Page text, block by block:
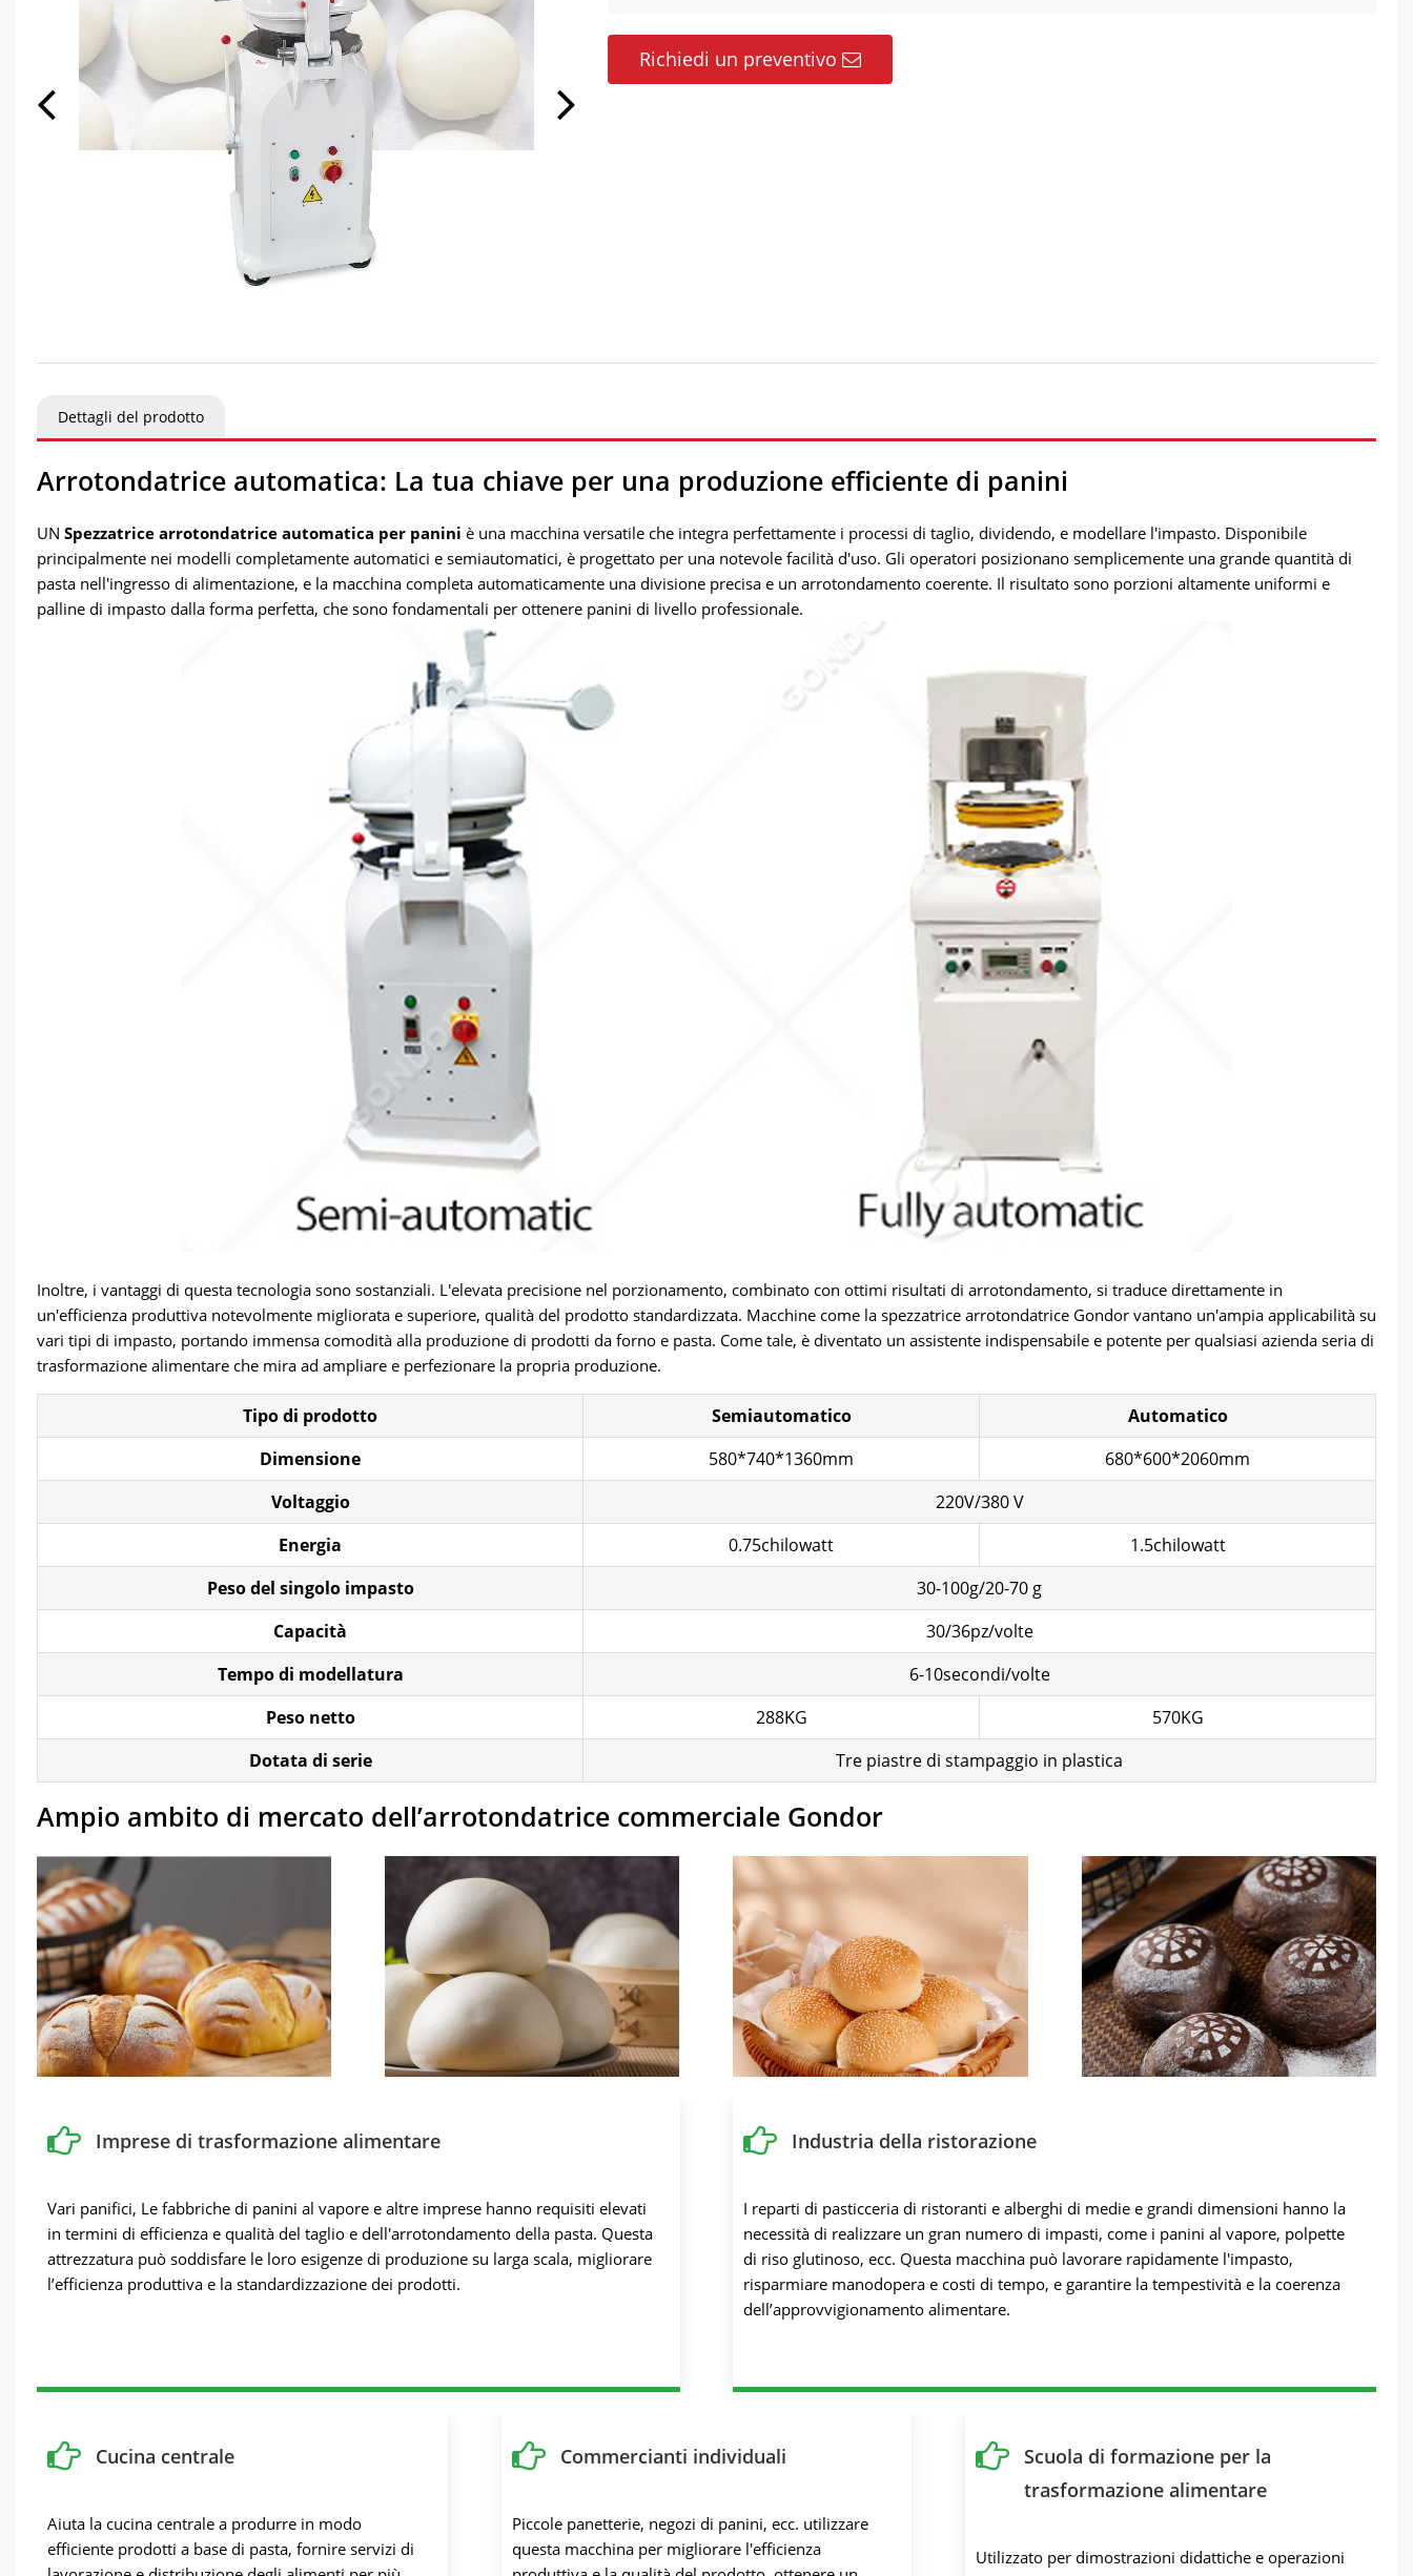
Richiedi un preventivo
Dettagli del prodotto
Arrotondatrice automatica: La tua chiave per una produzione efficiente di panini
UN Spezzatrice arrotondatrice automatica per panini è una macchina versatile che integra perfettamente i processi di taglio, dividendo, e modellare l'impasto. Disponibile
principalmente nei modelli completamente automatici e semiautomatici, è progettato per una notevole facilità d'uso. Gli operatori posizionano semplicemente una grande quantità di
pasta nell'ingresso di alimentazione, e la macchina completa automaticamente una divisione precisa e un arrotondamento coerente. Il risultato sono porzioni altamente uniformi e
palline di impasto dalla forma perfetta, che sono fondamentali per ottenere panini di livello professionale.
Inoltre, i vantaggi di questa tecnologia sono sostanziali. L'elevata precisione nel porzionamento, combinato con ottimi risultati di arrotondamento, si traduce direttamente in
un'efficienza produttiva notevolmente migliorata e superiore, qualità del prodotto standardizzata. Macchine come la spezzatrice arrotondatrice Gondor vantano un'ampia applicabilità su
vari tipi di impasto, portando immensa comodità alla produzione di prodotti da forno e pasta. Come tale, è diventato un assistente indispensabile e potente per qualsiasi azienda seria di
trasformazione alimentare che mira ad ampliare e perfezionare la propria produzione.
Tipo di prodotto Semiautomatico
Automatico
Dimensione
580*740*1360mm
680*600*2060mm
Voltaggio
220V/380 V
Energia
0.75chilowatt
1.5chilowatt
Peso del singolo impasto
30-100g/20-70 g
Capacità
30/36pz/volte
Tempo di modellatura
6-10secondi/volte
Peso netto
288KG
570KG
Dotata di serie
Tre piastre di stampaggio in plastica
Ampio ambito di mercato dell’arrotondatrice commerciale Gondor
Imprese di trasformazione alimentare
Vari panifici, Le fabbriche di panini al vapore e altre imprese hanno requisiti elevati
in termini di efficienza e qualità del taglio e dell'arrotondamento della pasta. Questa
attrezzatura può soddisfare le loro esigenze di produzione su larga scala, migliorare
l’efficienza produttiva e la standardizzazione dei prodotti.
Industria della ristorazione
I reparti di pasticceria di ristoranti e alberghi di medie e grandi dimensioni hanno la
necessità di realizzare un gran numero di impasti, come i panini al vapore, polpette
di riso glutinoso, ecc. Questa macchina può lavorare rapidamente l'impasto,
risparmiare manodopera e costi di tempo, e garantire la tempestività e la coerenza
dell’approvvigionamento alimentare.
Cucina centrale
Aiuta la cucina centrale a produrre in modo
efficiente prodotti a base di pasta, fornire servizi di
Commercianti individuali
Piccole panetterie, negozi di panini, ecc. utilizzare
questa macchina per migliorare l'efficienza
Scuola di formazione per la
trasformazione alimentare
Utilizzato per dimostrazioni didattiche e operazioni